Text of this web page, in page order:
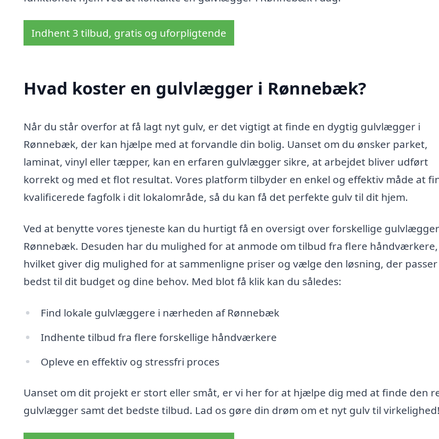
Indhent 3 tilbud, gratis og uforpligtende
Hvad koster en gulvlægger i Rønnebæk?
Når du står overfor at få lagt nyt gulv, er det vigtigt at finde en dygtig gulvlægger i
Rønnebæk, der kan hjælpe med at forvandle din bolig. Uanset om du ønsker parket,
laminat, vinyl eller tæpper, kan en erfaren gulvlægger sikre, at arbejdet bliver udført
korrekt og med et flot resultat. Vores platform tilbyder en enkel og effektiv måde at
kvalificerede fagfolk i dit lokalområde, så du kan få det perfekte gulv til dit hjem.
Ved at benytte vores tjeneste kan du hurtigt få en oversigt over forskellige
Rønnebæk. Desuden har du mulighed for at anmode om tilbud fra flere håndværkere,
hvilket giver dig mulighed for at sammenligne priser og vælge den løsning, der passer
bedst til dit budget og dine behov. Med blot få klik kan du således:
Find lokale gulvlæggere i nærheden af Rønnebæk
Indhente tilbud fra flere forskellige håndværkere
Opleve en effektiv og stressfri proces
Uanset om dit projekt er stort eller småt, er vi her for at hjælpe dig med at finde den
gulvlægger samt det bedste tilbud. Lad os gøre din drøm om et nyt gulv til